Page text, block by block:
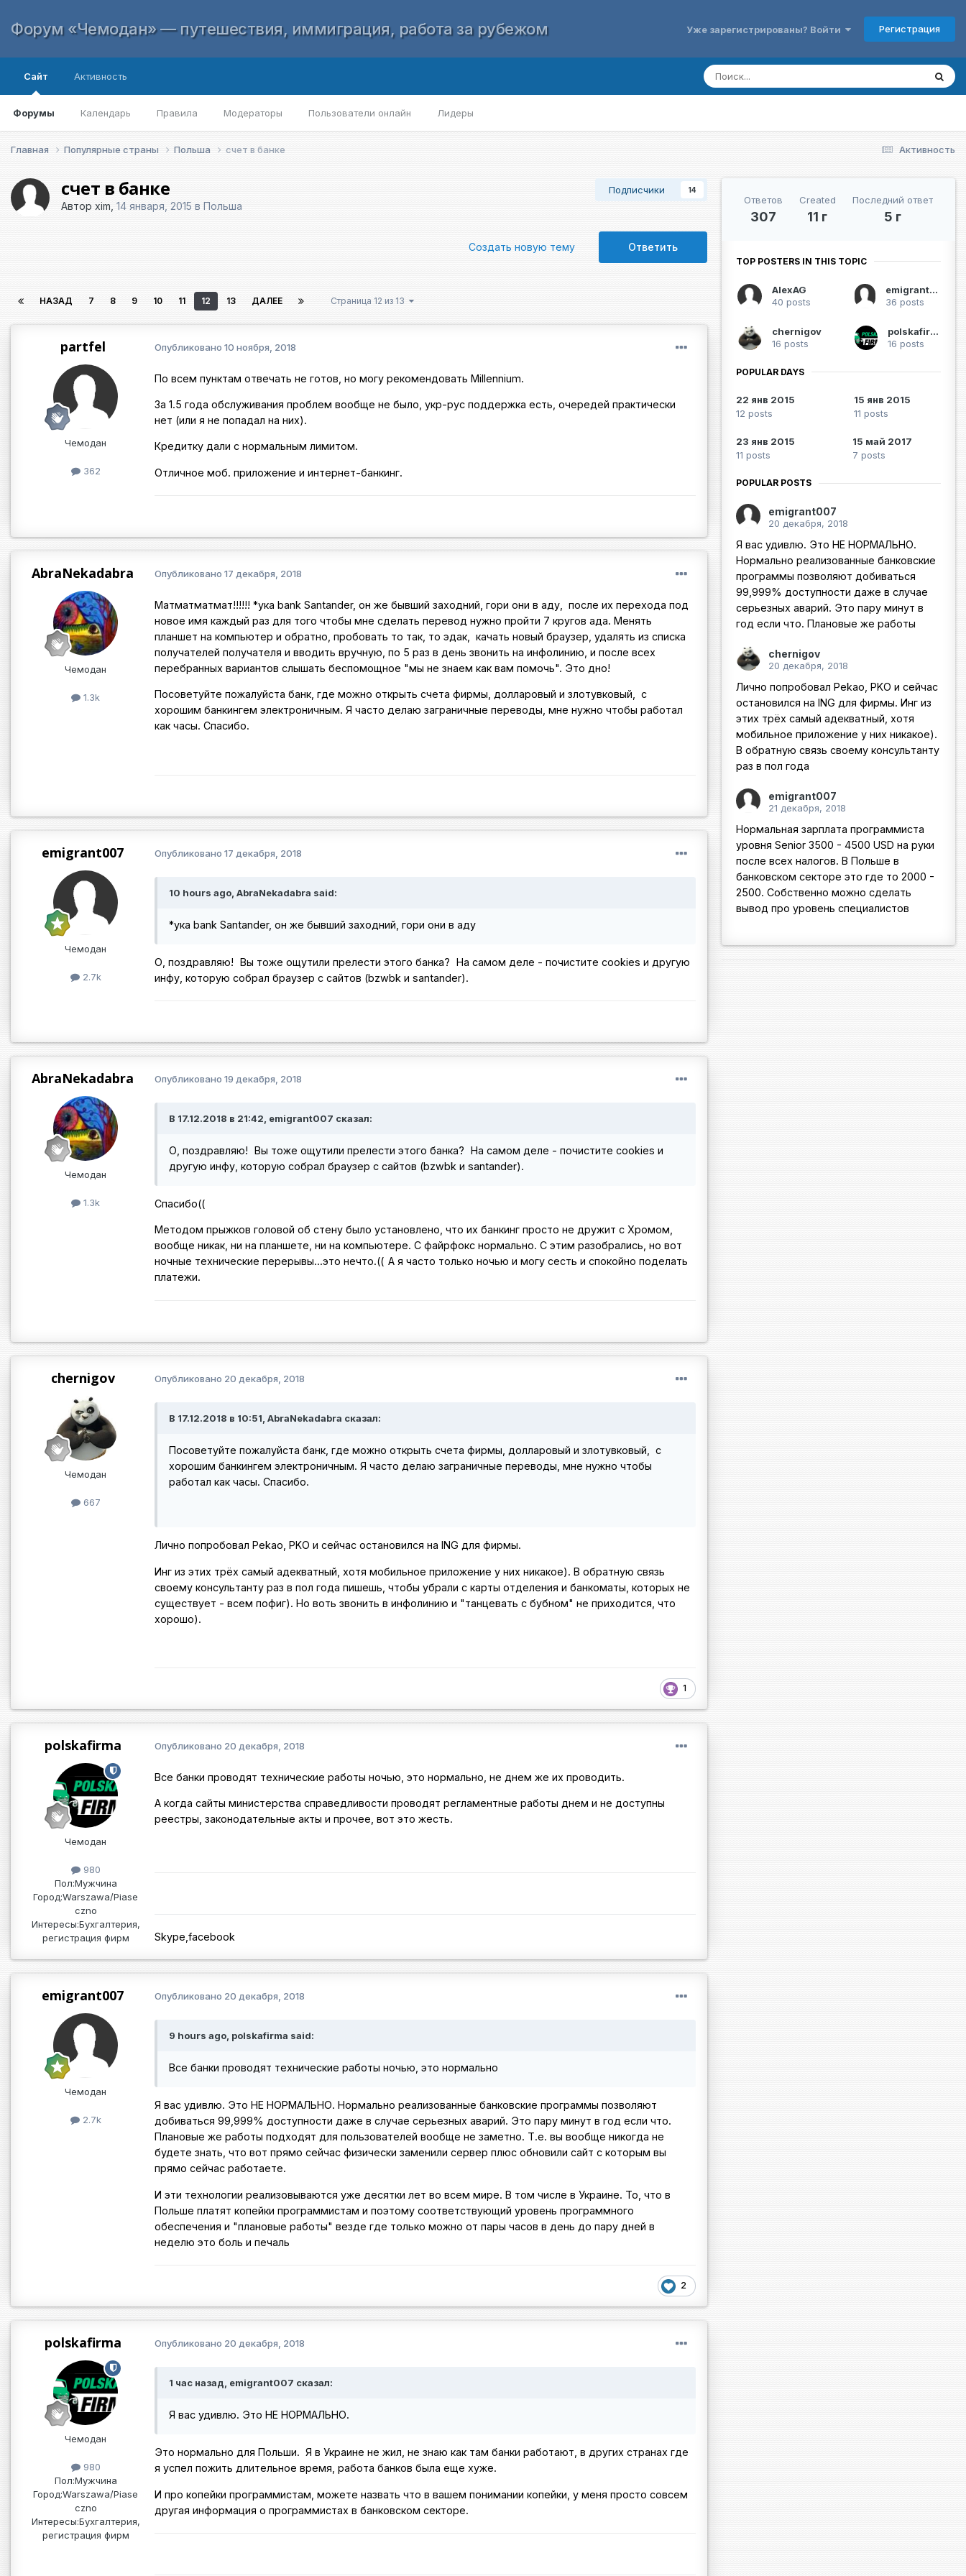
Форум «Чемодан» — путешествия, иммиграция, работа за рубежом Уже зарегистрированы? Войти Регистрация
Сайт
Форумы Календарь Правила Модераторы Пользователи онлайн Лидеры
Активность
Активность
Главная Популярные страны Польша счет в банке
Подписчики 14
счет в банке
Автор xim 14 января, 2015 в Польша
Ответить
Создать новую тему
НАЗАД 7 8 9 10 11 12 13 ДАЛЕЕ Страница 12 из 13
partfel
Чемодан
362
Опубликовано 10 ноября, 2018
По всем пунктам отвечать не готов, но могу рекомендовать Millennium.
За 1.5 года обслуживания проблем вообще не было, укр-рус поддержка есть, очередей практически
нет (или я не попадал на них).
Кредитку дали с нормальным лимитом.
Отличное моб. приложение и интернет-банкинг.
AbraNekadabra
Чемодан
1.3k
Опубликовано 17 декабря, 2018
Матматматмат!!!!!! *ука bank Santander, он же бывший заходний, гори они в аду, после их перехода под
новое имя каждый раз для того чтобы мне сделать перевод нужно пройти 7 кругов ада. Менять
планшет на компьютер и обратно, пробовать то так, то эдак, качать новый браузер, удалять из списка
получателей получателя и вводить вручную, по 5 раз в день звонить на инфолинию, и после всех
перебранных вариантов слышать беспомощное "мы не знаем как вам помочь". Это дно!
Посоветуйте пожалуйста банк, где можно открыть счета фирмы, долларовый и злотувковый, с
хорошим банкингем электроничным. Я часто делаю заграничные переводы, мне нужно чтобы работал
как часы. Спасибо.
emigrant007
Чемодан
2.7k
Опубликовано 17 декабря, 2018
10 hours ago, AbraNekadabra said:
*ука bank Santander, он же бывший заходний, гори они в аду
О, поздравляю! Вы тоже ощутили прелести этого банка? На самом деле - почистите cookies и другую
инфу, которую собрал браузер с сайтов (bzwbk и santander).
AbraNekadabra
Чемодан
1.3k
Опубликовано 19 декабря, 2018
В 17.12.2018 в 21:42, emigrant007 сказал:
О, поздравляю! Вы тоже ощутили прелести этого банка? На самом деле - почистите cookies и
другую инфу, которую собрал браузер с сайтов (bzwbk и santander).
Спасибо((
Методом прыжков головой об стену было установлено, что их банкинг просто не дружит с Хромом,
вообще никак, ни на планшете, ни на компьютере. С файрфокс нормально. С этим разобрались, но вот
ночные технические перерывы...это нечто.(( А я часто только ночью и могу сесть и спокойно поделать
платежи.
chernigov
Чемодан
667
Опубликовано 20 декабря, 2018
В 17.12.2018 в 10:51, AbraNekadabra сказал:
Посоветуйте пожалуйста банк, где можно открыть счета фирмы, долларовый и злотувковый, с
хорошим банкингем электроничным. Я часто делаю заграничные переводы, мне нужно чтобы
работал как часы. Спасибо.
Лично попробовал Pekao, PKO и сейчас остановился на ING для фирмы.
Инг из этих трёх самый адекватный, хотя мобильное приложение у них никакое). В обратную связь
своему консультанту раз в пол года пишешь, чтобы убрали с карты отделения и банкоматы, которых не
существует - всем пофиг). Но воть звонить в инфолинию и "танцевать с бубном" не приходится, что
хорошо).
1
polskafirma
Чемодан
980
Пол:Мужчина
Город:Warszawa/Piase
czno
Интересы:Бухгалтерия,
регистрация фирм
Опубликовано 20 декабря, 2018
Все банки проводят технические работы ночью, это нормально, не днем же их проводить.
А когда сайты министерства справедливости проводят регламентные работы днем и не доступны
реестры, законодательные акты и прочее, вот это жесть.
Skype,facebook
emigrant007
Чемодан
2.7k
Опубликовано 20 декабря, 2018
9 hours ago, polskafirma said:
Все банки проводят технические работы ночью, это нормально
Я вас удивлю. Это НЕ НОРМАЛЬНО. Нормально реализованные банковские программы позволяют
добиваться 99,999% доступности даже в случае серьезных аварий. Это пару минут в год если что.
Плановые же работы подходят для пользователей вообще не заметно. Т.е. вы вообще никогда не
будете знать, что вот прямо сейчас физически заменили сервер плюс обновили сайт с которым вы
прямо сейчас работаете.
И эти технологии реализовываются уже десятки лет во всем мире. В том числе в Украине. То, что в
Польше платят копейки программистам и поэтому соответствующий уровень программного
обеспечения и "плановые работы" везде где только можно от пары часов в день до пару дней в
неделю это боль и печаль
2
polskafirma
Чемодан
980
Пол:Мужчина
Город:Warszawa/Piase
czno
Интересы:Бухгалтерия,
регистрация фирм
Опубликовано 20 декабря, 2018
1 час назад, emigrant007 сказал:
Я вас удивлю. Это НЕ НОРМАЛЬНО.
Это нормально для Польши. Я в Украине не жил, не знаю как там банки работают, в других странах где
я успел пожить длительное время, работа банков была еще хуже.
И про копейки программистам, можете назвать что в вашем понимании копейки, у меня просто совсем
другая информация о программистах в банковском секторе.
Ответов
307
Created
11 г
Последний ответ
5 г
TOP POSTERS IN THIS TOPIC
AlexAG
40 posts
emigrant007
36 posts
chernigov
16 posts
polskafirma
16 posts
POPULAR DAYS
22 янв 2015
12 posts
15 янв 2015
11 posts
23 янв 2015
11 posts
15 май 2017
7 posts
POPULAR POSTS
emigrant007
20 декабря, 2018
Я вас удивлю. Это НЕ НОРМАЛЬНО.
Нормально реализованные банковские
программы позволяют добиваться
99,999% доступности даже в случае
серьезных аварий. Это пару минут в
год если что. Плановые же работы
chernigov
20 декабря, 2018
Лично попробовал Pekao, PKO и сейчас
остановился на ING для фирмы. Инг из
этих трёх самый адекватный, хотя
мобильное приложение у них никакое).
В обратную связь своему консультанту
раз в пол года
emigrant007
21 декабря, 2018
Нормальная зарплата программиста
уровня Senior 3500 - 4500 USD на руки
после всех налогов. В Польше в
банковском секторе это где то 2000 -
2500. Собственно можно сделать
вывод про уровень специалистов